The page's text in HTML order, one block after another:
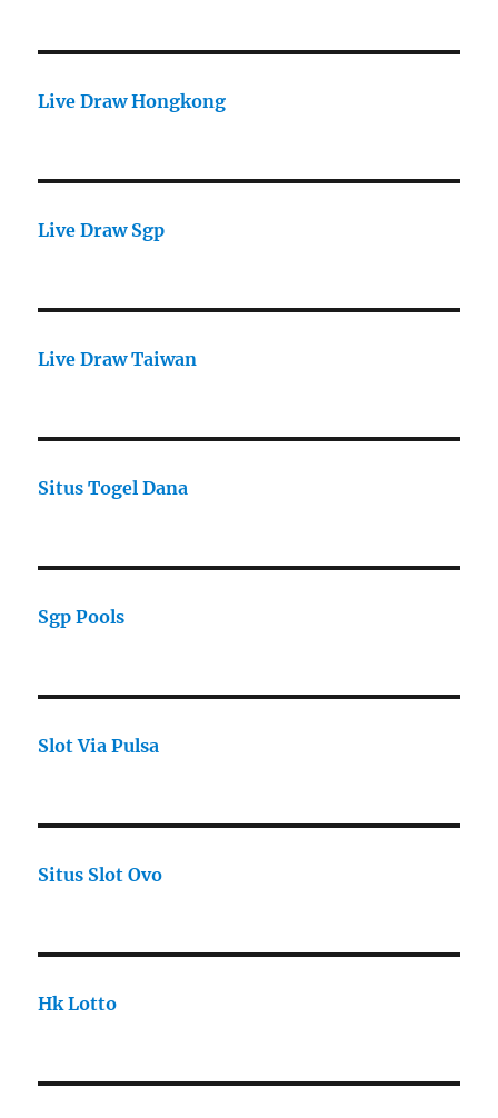
Live Draw Hongkong
Live Draw Sgp
Live Draw Taiwan
Situs Togel Dana
Sgp Pools
Slot Via Pulsa
Situs Slot Ovo
Hk Lotto